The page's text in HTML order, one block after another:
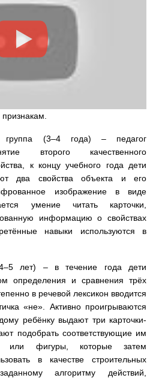
группа (3–4 года) – педагог
второго качественного
к концу учебного года дети
два свойства объекта и его
изображение в виде
умение читать карточки,
информацию о свойствах
навыки используются в
лет) – в течение года дети
определения и сравнения трёх
в речевой лексикон вводится
«не». Активно проигрываются
ребёнку выдают три карточки-
подобрать соответствующие им
или фигуры, которые затем
в качестве строительных
алгоритму действий,